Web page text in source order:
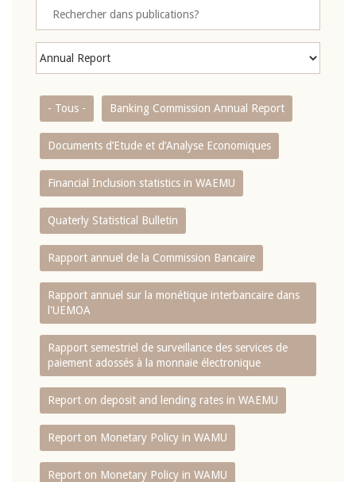
- Tous - Banking Commission Annual Report
Documents d’Etude et d’Analyse Economiques
Financial Inclusion statistics in WAEMU
Quaterly Statistical Bulletin
Rapport annuel de la Commission Bancaire
Rapport annuel sur la monétique interbancaire dans
l'UEMOA
Rapport semestriel de surveillance des services de
paiement adossés à la monnaie électronique
Report on deposit and lending rates in WAEMU
Report on Monetary Policy in WAMU
Report on Monetary Policy in WAMU